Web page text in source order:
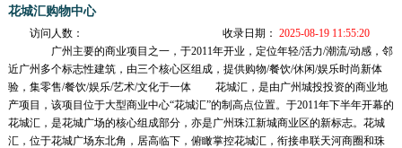
花城汇购物中心
访问人数： 收录日期： 2025-08-19 11:55:20
广州主要的商业项目之一，于2011年开业，定位年轻/活力/潮流/动感，邻
近广州多个标志性建筑，由三个核心区组成，提供购物/餐饮/休闲/娱乐时尚新体
验，集零售/餐饮/娱乐/艺术/文化于一体 花城汇，是由广州城投投资的商业地
产项目，该项目位于大型商业中心“花城汇”的制高点位置。于2011年下半年开幕的
花城汇，是花城广场的核心组成部分，亦是广州珠江新城商业区的新标志。花城
汇，位于花城广场东北角，居高临下，俯瞰掌控花城汇，衔接串联天河商圈和珠